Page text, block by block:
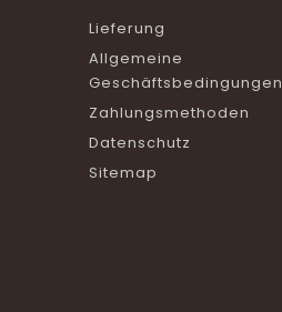
Lieferung
Allgemeine
Geschäftsbedingungen
Zahlungsmethoden
Datenschutz
Sitemap